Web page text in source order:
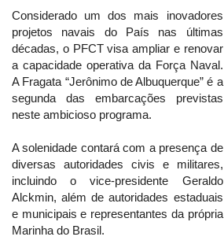
Considerado um dos mais inovadores
projetos navais do País nas últimas
décadas, o PFCT visa ampliar e renovar
a capacidade operativa da Força Naval.
A Fragata “Jerônimo de Albuquerque” é a
segunda das embarcações previstas
neste ambicioso programa.
A solenidade contará com a presença de
diversas autoridades civis e militares,
incluindo o vice-presidente Geraldo
Alckmin, além de autoridades estaduais
e municipais e representantes da própria
Marinha do Brasil.